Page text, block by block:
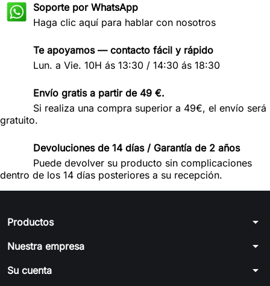
Soporte por WhatsApp
Haga clic aquí para hablar con nosotros
Te apoyamos — contacto fácil y rápido
Lun. a Vie. 10H ás 13:30 / 14:30 ás 18:30
Envío gratis a partir de 49 €.
Si realiza una compra superior a 49€, el envío será
gratuito.
Devoluciones de 14 días / Garantía de 2 años
Puede devolver su producto sin complicaciones
dentro de los 14 días posteriores a su recepción.
Productos arrow_drop_down
Nuestra empresa arrow_drop_down
Su cuenta arrow_drop_down